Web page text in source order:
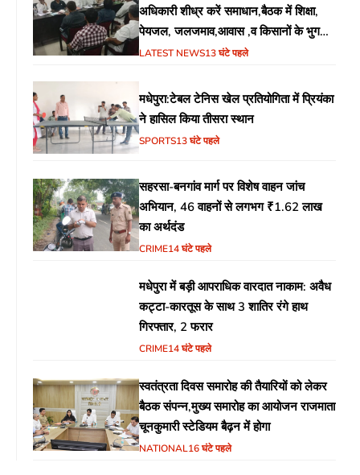
अधिकारी शीध्र करें समाधान,बैठक में शिक्षा,
पेयजल, जलजमाव,आवास ,व किसानों के भुगतान
का उठा मुद्दा
LATEST NEWS13 घंटे पहले
मधेपुरा:टेबल टेनिस खेल प्रतियोगिता में प्रियंका
ने हासिल किया तीसरा स्थान
SPORTS13 घंटे पहले
सहरसा-बनगांव मार्ग पर विशेष वाहन जांच
अभियान, 46 वाहनों से लगभग ₹1.62 लाख
का अर्थदंड
CRIME14 घंटे पहले
मधेपुरा में बड़ी आपराधिक वारदात नाकाम: अवैध
कट्टा-कारतूस के साथ 3 शातिर रंगे हाथ
गिरफ्तार, 2 फरार
CRIME14 घंटे पहले
स्वतंत्रता दिवस समारोह की तैयारियों को लेकर
बैठक संपन्न,मुख्य समारोह का आयोजन राजमाता
चूनकुमारी स्टेडियम बैढ़न में होगा
NATIONAL16 घंटे पहले